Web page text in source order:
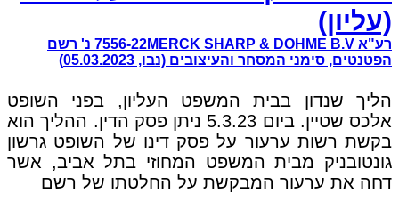
(עליון)
רע"א 7556-22MERCK SHARP & DOHME B.V נ' רשם
הפטנטים, סימני המסחר והעיצובים (נבו, 05.03.2023)
הליך שנדון בבית המשפט העליון, בפני השופט
אלכס שטיין. ביום 5.3.23 ניתן פסק הדין. ההליך הוא
בקשת רשות ערעור על פסק דינו של השופט גרשון
גונטובניק מבית המשפט המחוזי בתל אביב, אשר
דחה את ערעור המבקשת על החלטתו של רשם